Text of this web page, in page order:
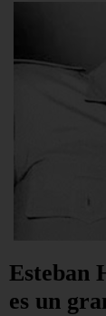
Esteban
es un